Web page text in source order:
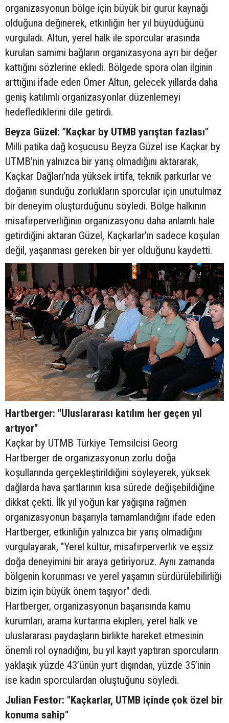
organizasyonun bölge için büyük bir gurur kaynağı
olduğuna değinerek, etkinliğin her yıl büyüdüğünü
vurguladı. Altun, yerel halk ile sporcular arasında
kurulan samimi bağların organizasyona ayrı bir değer
kattığını sözlerine ekledi. Bölgede spora olan ilginin
arttığını ifade eden Ömer Altun, gelecek yıllarda daha
geniş katılımlı organizasyonlar düzenlemeyi
hedeflediklerini dile getirdi.
Beyza Güzel: "Kaçkar by UTMB yarıştan fazlası"
Milli patika dağ koşucusu Beyza Güzel ise Kaçkar by
UTMB’nin yalnızca bir yarış olmadığını aktararak,
Kaçkar Dağları’nda yüksek irtifa, teknik parkurlar ve
doğanın sunduğu zorlukların sporcular için unutulmaz
bir deneyim oluşturduğunu söyledi. Bölge halkının
misafirperverliğinin organizasyonu daha anlamlı hale
getirdiğini aktaran Güzel, Kaçkarlar’ın sadece koşulan
değil, yaşanması gereken bir yer olduğunu kaydetti.
Hartberger: "Uluslararası katılım her geçen yıl
artıyor"
Kaçkar by UTMB Türkiye Temsilcisi Georg
Hartberger de organizasyonun zorlu doğa
koşullarında gerçekleştirildiğini söyleyerek, yüksek
dağlarda hava şartlarının kısa sürede değişebildiğine
dikkat çekti. İlk yıl yoğun kar yağışına rağmen
organizasyonun başarıyla tamamlandığını ifade eden
Hartberger, etkinliğin yalnızca bir yarış olmadığını
vurgulayarak, "Yerel kültür, misafirperverlik ve eşsiz
doğa deneyimini bir araya getiriyoruz. Aynı zamanda
bölgenin korunması ve yerel yaşamın sürdürülebilirliği
bizim için büyük önem taşıyor" dedi.
Hartberger, organizasyonun başarısında kamu
kurumları, arama kurtarma ekipleri, yerel halk ve
uluslararası paydaşların birlikte hareket etmesinin
önemli rol oynadığını, bu yıl kayıt yaptıran sporcuların
yaklaşık yüzde 43’ünün yurt dışından, yüzde 35’inin
ise kadın sporculardan oluştuğunu söyledi.
Julian Festor: "Kaçkarlar, UTMB içinde çok özel bir
konuma sahip"